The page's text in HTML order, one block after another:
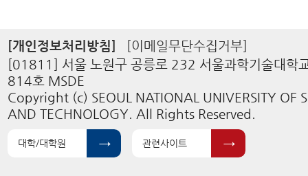
[개인정보처리방침]
[이메일무단수집거부]
[01811] 서울 노원구 공릉로 232 서울과학기술대학
814호 MSDE
Copyright (c) SEOUL NATIONAL UNIVERSITY OF
AND TECHNOLOGY. All Rights Reserved.
대학/대학원 관련사이트